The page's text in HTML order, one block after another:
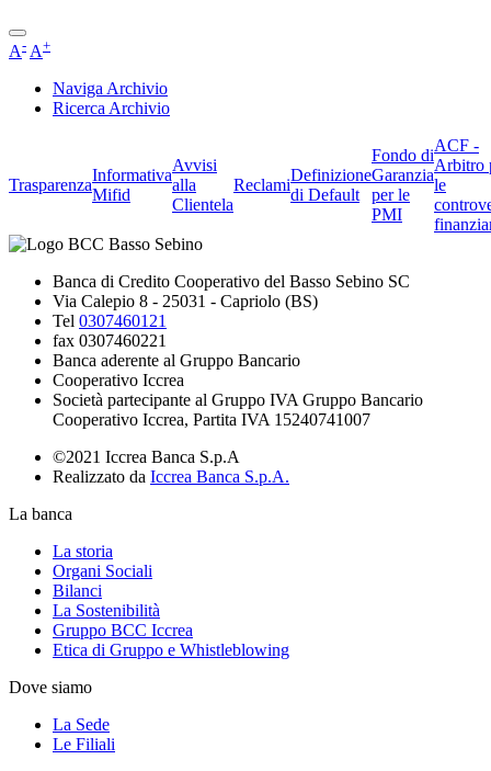
A- A+
Naviga Archivio
Ricerca Archivio
Trasparenza
Informativa
Mifid
Avvisi
alla
Clientela
Reclami
Definizione
di Default
Fondo di
Garanzia
per le
PMI
ACF -
Arbitro
le
Banca di Credito Cooperativo del Basso Sebino SC
Via Calepio 8 - 25031 - Capriolo (BS)
Tel 0307460121
fax 0307460221
Banca aderente al Gruppo Bancario
Cooperativo Iccrea
Società partecipante al Gruppo IVA Gruppo Bancario
Cooperativo Iccrea, Partita IVA 15240741007
©2021 Iccrea Banca S.p.A
Realizzato da Iccrea Banca S.p.A.
La banca
La storia
Organi Sociali
Bilanci
La Sostenibilità
Gruppo BCC Iccrea
Etica di Gruppo e Whistleblowing
Dove siamo
La Sede
Le Filiali